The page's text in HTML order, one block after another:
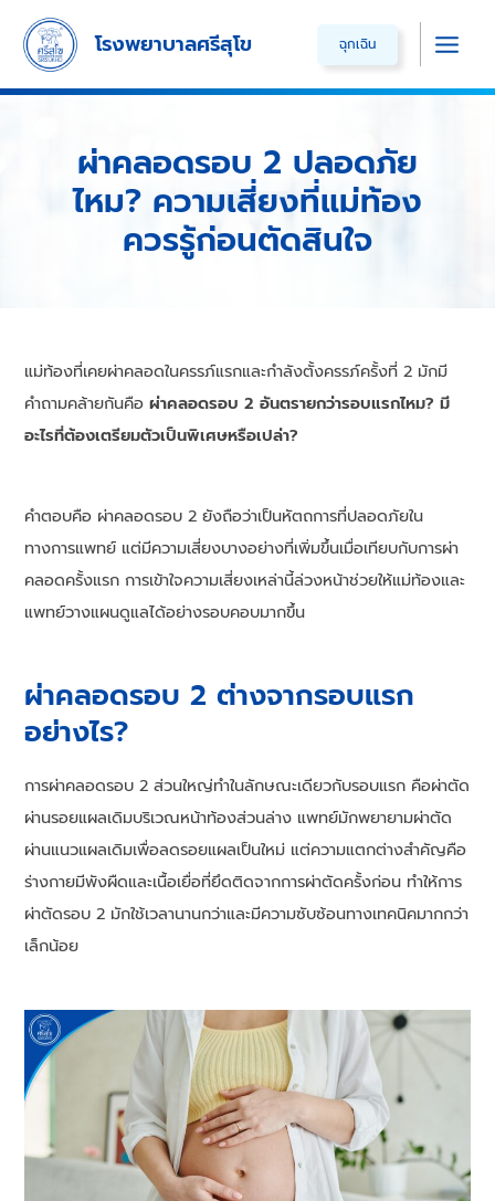
content
โรงพยาบาลศรีสุโข ฉุกเฉิน
Main
ผ่าคลอดรอบ 2 ปลอดภัย
ไหม? ความเสี่ยงที่แม่ท้อง
ควรรู้ก่อนตัดสินใจ
แม่ท้องที่เคยผ่าคลอดในครรภ์แรกและกำลังตั้งครรภ์ครั้งที่ 2 มักมี
คำถามคล้ายกันคือผ่าคลอดรอบ 2 อันตรายกว่ารอบแรกไหม? มี
อะไรที่ต้องเตรียมตัวเป็นพิเศษหรือเปล่า?
คำตอบคือ ผ่าคลอดรอบ 2 ยังถือว่าเป็นหัตถการที่ปลอดภัยใน
ทางการแพทย์ แต่มีความเสี่ยงบางอย่างที่เพิ่มขึ้นเมื่อเทียบกับการผ่า
คลอดครั้งแรก การเข้าใจความเสี่ยงเหล่านี้ล่วงหน้าช่วยให้แม่ท้องและ
แพทย์วางแผนดูแลได้อย่างรอบคอบมากขึ้น
ผ่าคลอดรอบ 2 ต่างจากรอบแรก
อย่างไร?
การผ่าคลอดรอบ 2 ส่วนใหญ่ทำในลักษณะเดียวกับรอบแรก คือผ่าตัด
ผ่านรอยแผลเดิมบริเวณหน้าท้องส่วนล่าง แพทย์มักพยายามผ่าตัด
ผ่านแนวแผลเดิมเพื่อลดรอยแผลเป็นใหม่ แต่ความแตกต่างสำคัญคือ
ร่างกายมีพังผืดและเนื้อเยื่อที่ยึดติดจากการผ่าตัดครั้งก่อน ทำให้การ
ผ่าตัดรอบ 2 มักใช้เวลานานกว่าและมีความซับซ้อนทางเทคนิคมากกว่า
เล็กน้อย